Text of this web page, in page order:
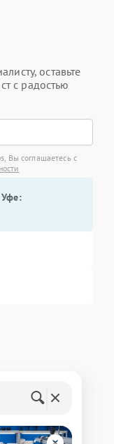
оставьте
с радостью
Вы соглашаетесь с
Уфе: